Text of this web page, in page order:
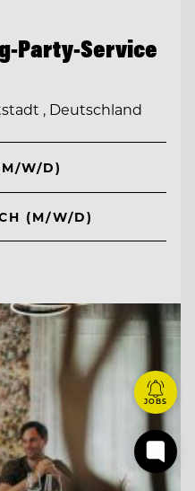
Party-Service
, Deutschland
W/D)
(M/W/D)
JOBS